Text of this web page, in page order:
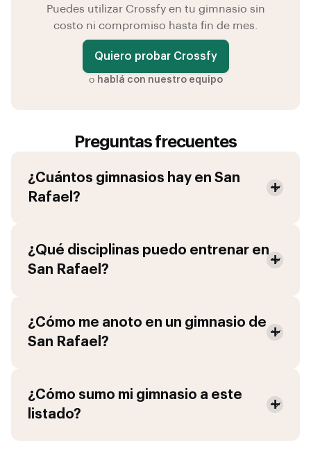
Puedes utilizar Crossfy en tu gimnasio sin
costo ni compromiso hasta fin de mes.
Quiero probar Crossfy
o hablá con nuestro equipo
Preguntas frecuentes
¿Cuántos gimnasios hay en San
Rafael ?
¿Qué disciplinas puedo entrenar en
San Rafael ?
¿Cómo me anoto en un gimnasio de
San Rafael ?
¿Cómo sumo mi gimnasio a este
listado?